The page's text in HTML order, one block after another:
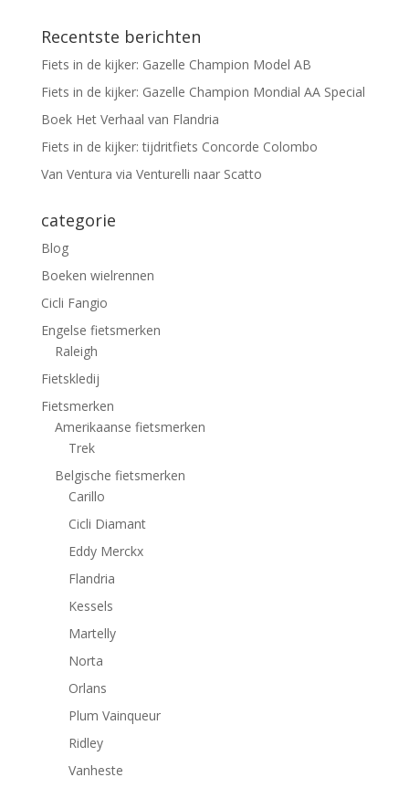
Recentste berichten
Fiets in de kijker: Gazelle Champion Model AB
Fiets in de kijker: Gazelle Champion Mondial AA Special
Boek Het Verhaal van Flandria
Fiets in de kijker: tijdritfiets Concorde Colombo
Van Ventura via Venturelli naar Scatto
categorie
Blog
Boeken wielrennen
Cicli Fangio
Engelse fietsmerken
Raleigh
Fietskledij
Fietsmerken
Amerikaanse fietsmerken
Trek
Belgische fietsmerken
Carillo
Cicli Diamant
Eddy Merckx
Flandria
Kessels
Martelly
Norta
Orlans
Plum Vainqueur
Ridley
Vanheste